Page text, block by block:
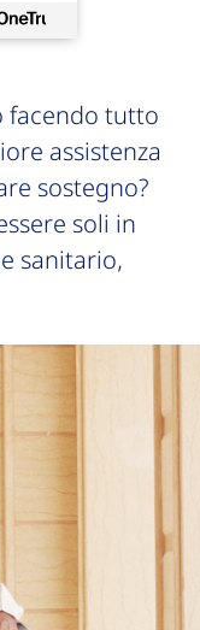
facendo tutto
assistenza
sostegno?
soli in
sanitario,